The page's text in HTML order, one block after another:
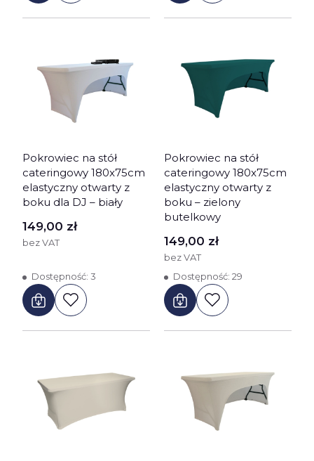
Pokrowiec na stół
cateringowy 180x75cm
elastyczny otwarty z
boku dla DJ – biały
Cena
149,00 zł
bez VAT
Dostępność: 3
Pokrowiec na stół
cateringowy 180x75cm
elastyczny otwarty z
boku – zielony
butelkowy
Cena
149,00 zł
bez VAT
Dostępność: 29